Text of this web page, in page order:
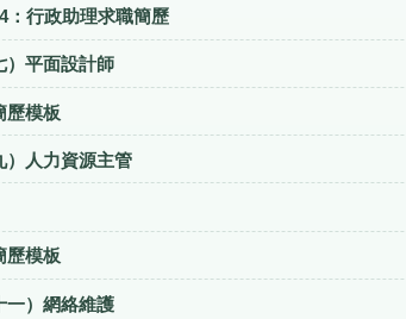
：行政助理求職簡歷
）平面設計師
歷模板
）人力資源主管
歷模板
一）網絡維護